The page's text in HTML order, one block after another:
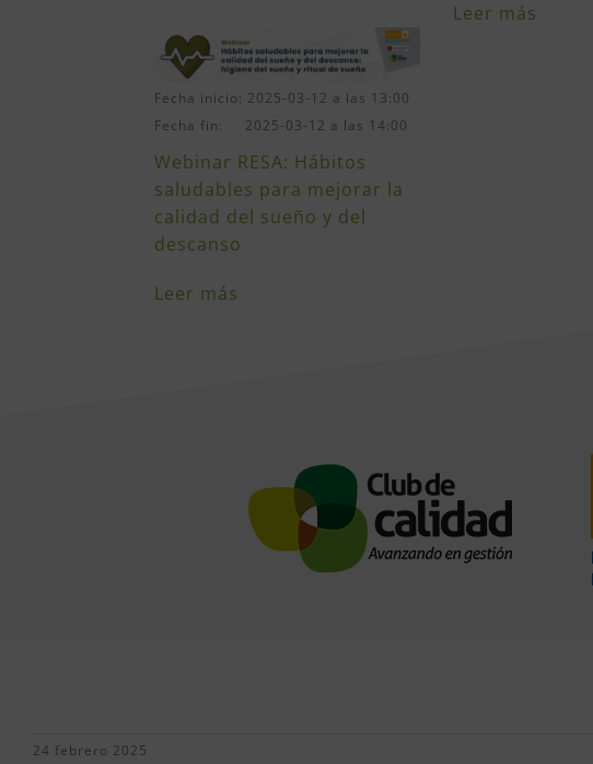
Leer más
Fecha inicio: 2025-03-12 a las 13:00
Fecha fin: 2025-03-12 a las 14:00
Webinar RESA: Hábitos
saludables para mejorar la
calidad del sueño y del
descanso
Leer más
24 febrero 2025